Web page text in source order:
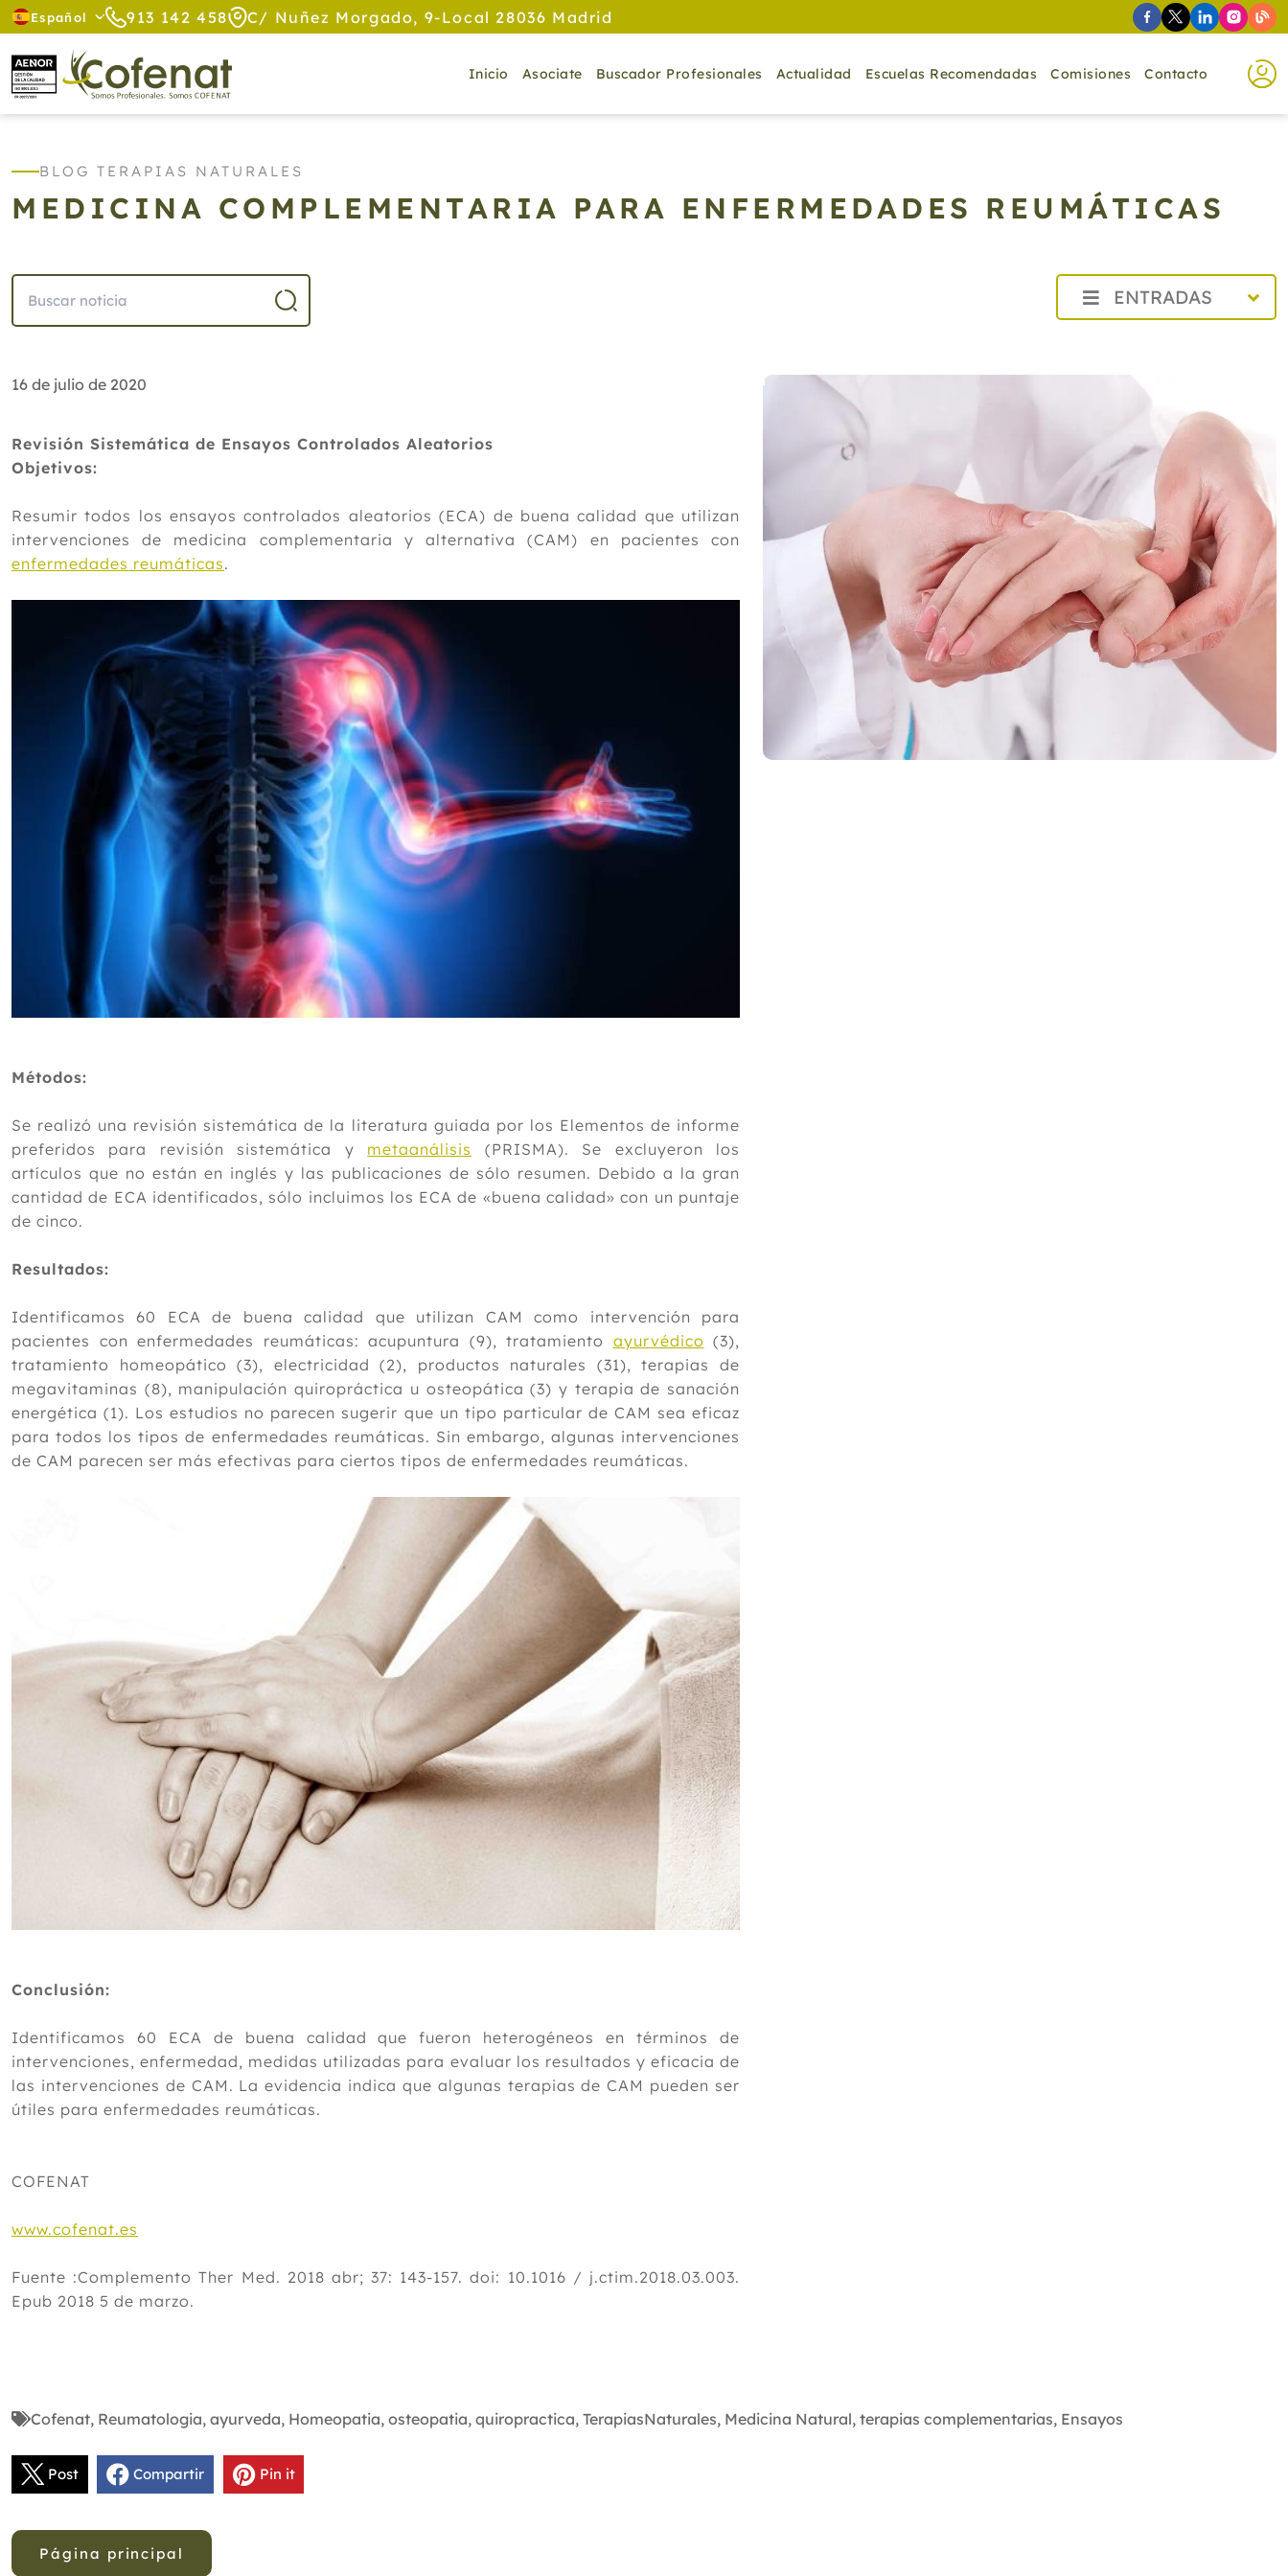
Español 913 142 458 C/ Nuñez Morgado, 9-Local 28036 Madrid
Inicio Asociate Buscador Profesionales Actualidad Escuelas Recomendadas Comisiones Contacto
BLOG TERAPIAS NATURALES
MEDICINA COMPLEMENTARIA PARA ENFERMEDADES REUMÁTICAS
ENTRADAS
2025
2022
2021
2020
Diciembre
Noviembre
Octubre
Septiembre
Agosto
Mayo
Abril
16 de julio de 2020
Revisión Sistemática de Ensayos Controlados Aleatorios
Objetivos:
Resumir todos los ensayos controlados aleatorios (ECA) de buena calidad que utilizan
intervenciones de medicina complementaria y alternativa (CAM) en pacientes con
enfermedades reumáticas.
Métodos:
Se realizó una revisión sistemática de la literatura guiada por los Elementos de informe
preferidos para revisión sistemática y metaanálisis
(PRISMA). Se excluyeron los
artículos que no están en inglés y las publicaciones de sólo resumen. Debido a la gran
cantidad de ECA identificados, sólo incluimos los ECA de «buena calidad» con un puntaje
de cinco.
Resultados:
Identificamos 60 ECA de buena calidad que utilizan CAM como intervención para
pacientes con enfermedades reumáticas: acupuntura (9), tratamiento ayurvédico (3),
tratamiento homeopático (3), electricidad (2), productos naturales (31), terapias de
megavitaminas (8), manipulación quiropráctica u osteopática (3) y terapia de sanación
energética (1). Los estudios no parecen sugerir que un tipo particular de CAM sea eficaz
para todos los tipos de enfermedades reumáticas. Sin embargo, algunas intervenciones
de CAM parecen ser más efectivas para ciertos tipos de enfermedades reumáticas.
Conclusión:
Identificamos 60 ECA de buena calidad que fueron heterogéneos en términos de
intervenciones, enfermedad, medidas utilizadas para evaluar los resultados y eficacia de
las intervenciones de CAM. La evidencia indica que algunas terapias de CAM pueden ser
útiles para enfermedades reumáticas.
COFENAT
www.cofenat.es
Fuente :Complemento Ther Med. 2018 abr; 37: 143-157. doi: 10.1016 / j.ctim.2018.03.003.
Epub 2018 5 de marzo.
Cofenat, Reumatologia, ayurveda, Homeopatia, osteopatia, quiropractica, TerapiasNaturales, Medicina Natural, terapias complementarias, Ensayos
Post Compartir Pin it
Página principal